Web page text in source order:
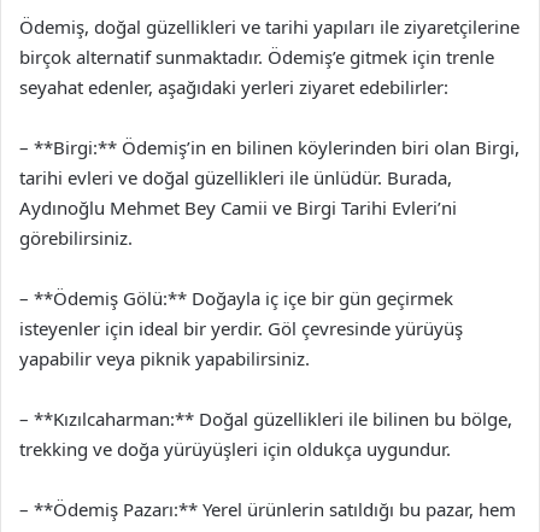
Ödemiş, doğal güzellikleri ve tarihi yapıları ile ziyaretçilerine
birçok alternatif sunmaktadır. Ödemiş’e gitmek için trenle
seyahat edenler, aşağıdaki yerleri ziyaret edebilirler:
– **Birgi:** Ödemiş’in en bilinen köylerinden biri olan Birgi,
tarihi evleri ve doğal güzellikleri ile ünlüdür. Burada,
Aydınoğlu Mehmet Bey Camii ve Birgi Tarihi Evleri’ni
görebilirsiniz.
– **Ödemiş Gölü:** Doğayla iç içe bir gün geçirmek
isteyenler için ideal bir yerdir. Göl çevresinde yürüyüş
yapabilir veya piknik yapabilirsiniz.
– **Kızılcaharman:** Doğal güzellikleri ile bilinen bu bölge,
trekking ve doğa yürüyüşleri için oldukça uygundur.
– **Ödemiş Pazarı:** Yerel ürünlerin satıldığı bu pazar, hem